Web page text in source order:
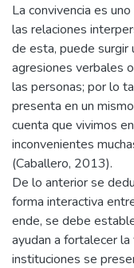
La convivencia es
las relaciones
de esta, puede surgir
agresiones verbales
las personas; por lo
presenta en un
cuenta que vivimos
inconvenientes
(Caballero, 2013).
De lo anterior se
forma interactiva
ende, se debe
ayudan a fortalecer
instituciones se